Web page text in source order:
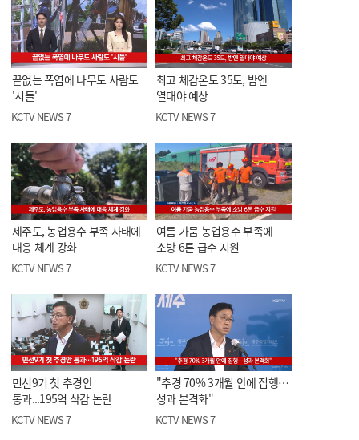
끝없는 폭염에 나무도 사람도
'시들'
KCTV NEWS 7
최고 체감온도 35도, 밤엔
열대야 예상
KCTV NEWS 7
제주도, 농업용수 부족 사태에
대응 체계 강화
KCTV NEWS 7
여름 가뭄 농업용수 부족에
소방 6톤 급수 지원
KCTV NEWS 7
민선9기 첫 추경안
통과...195억 삭감 논란
KCTV NEWS 7
"추경 70% 3개월 안에 집행…
성과 본격화"
KCTV NEWS 7